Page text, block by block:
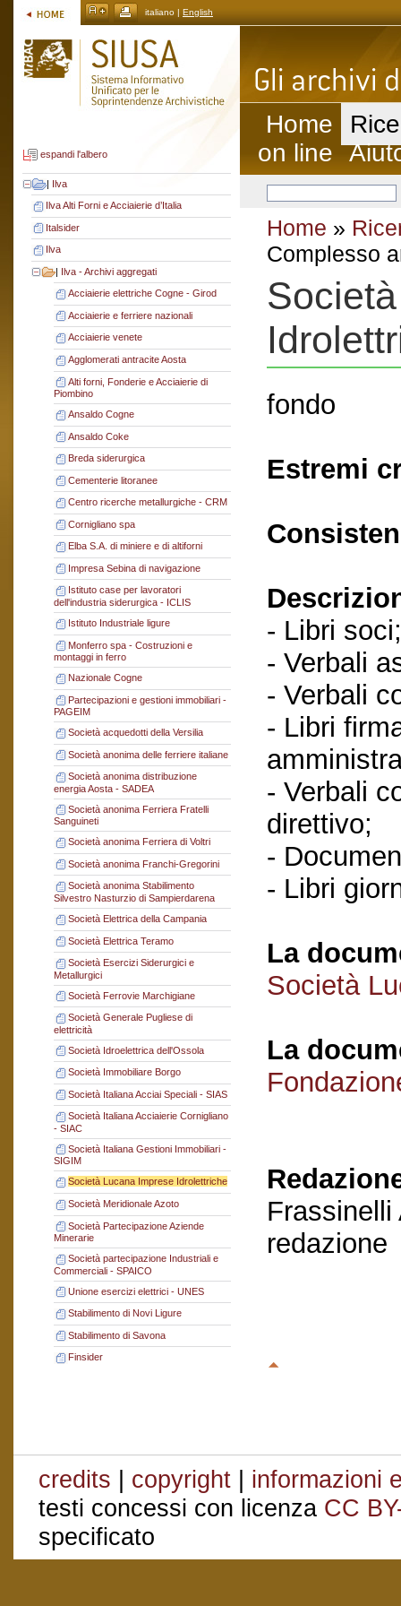
italiano | English
espandi l'albero
| Ilva
Ilva Alti Forni e Acciaierie d’Italia
Italsider
Ilva
| Ilva - Archivi aggregati
Acciaierie elettriche Cogne - Girod
Acciaierie e ferriere nazionali
Acciaierie venete
Agglomerati antracite Aosta
Alti forni, Fonderie e Acciaierie di
Piombino
Ansaldo Cogne
Ansaldo Coke
Breda siderurgica
Cementerie litoranee
Centro ricerche metallurgiche - CRM
Cornigliano spa
Elba S.A. di miniere e di altiforni
Impresa Sebina di navigazione
Istituto case per lavoratori
dell'industria siderurgica - ICLIS
Istituto Industriale ligure
Monferro spa - Costruzioni e
montaggi in ferro
Nazionale Cogne
Partecipazioni e gestioni immobiliari -
PAGEIM
Società acquedotti della Versilia
Società anonima delle ferriere italiane
Società anonima distribuzione
energia Aosta - SADEA
Società anonima Ferriera Fratelli
Sanguineti
Società anonima Ferriera di Voltri
Società anonima Franchi-Gregorini
Società anonima Stabilimento
Silvestro Nasturzio di Sampierdarena
Società Elettrica della Campania
Società Elettrica Teramo
Società Esercizi Siderurgici e
Metallurgici
Società Ferrovie Marchigiane
Società Generale Pugliese di
elettricità
Società Idroelettrica dell'Ossola
Società Immobiliare Borgo
Società Italiana Acciai Speciali - SIAS
Società Italiana Acciaierie Cornigliano
- SIAC
Società Italiana Gestioni Immobiliari -
SIGIM
Società Lucana Imprese Idrolettriche
Società Meridionale Azoto
Società Partecipazione Aziende
Minerarie
Società partecipazione Industriali e
Commerciali - SPAICO
Unione esercizi elettrici - UNES
Stabilimento di Novi Ligure
Stabilimento di Savona
Finsider
Home
on line
Home »
Complesso
fondo
Estremi
- Libri soci;
- Verbali
- Verbali
- Libri
- Verbali
direttivo;
-
- Libri
La
Società
La
Frassinelli
redazione
credits | copyright | informazioni
testi concessi con licenza CC
specificato